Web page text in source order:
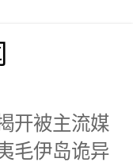
开被主流媒
毛伊岛诡异